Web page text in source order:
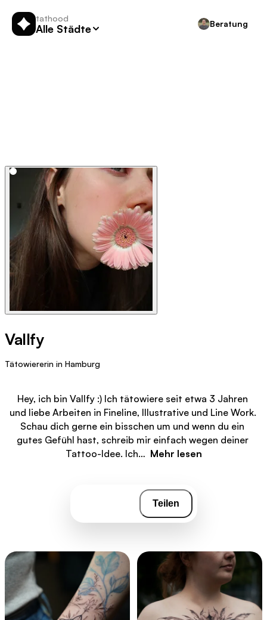
tathood
Alle Städte Beratung
Vallfy
Tätowiererin in Hamburg
Hey, ich bin Vallfy :) Ich tätowiere seit etwa 3 Jahren
und liebe Arbeiten in Fineline, Illustrative und Line Work.
Schau dich gerne ein bisschen um und wenn du ein
gutes Gefühl hast, schreib mir einfach wegen deiner
Tattoo-Idee. Ich… Mehr lesen
Teilen